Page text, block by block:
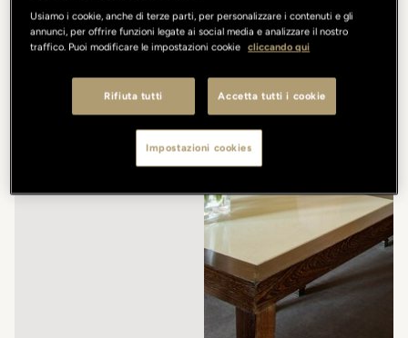
Usiamo i cookie, anche di terze parti, per personalizzare i contenuti e gli
annunci, per offrire funzioni legate ai social media e analizzare il nostro
traffico. Puoi modificare le impostazioni cookie cliccando qui
Rifiuta tutti Accetta tutti i cookie
Impostazioni cookies